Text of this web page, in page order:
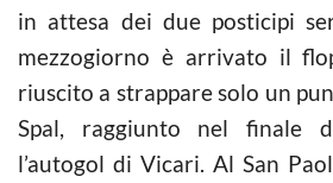
in attesa dei due posticipi
mezzogiorno è arrivato il
riuscito a strappare solo un
Spal, raggiunto nel finale
l’autogol di Vicari. Al San